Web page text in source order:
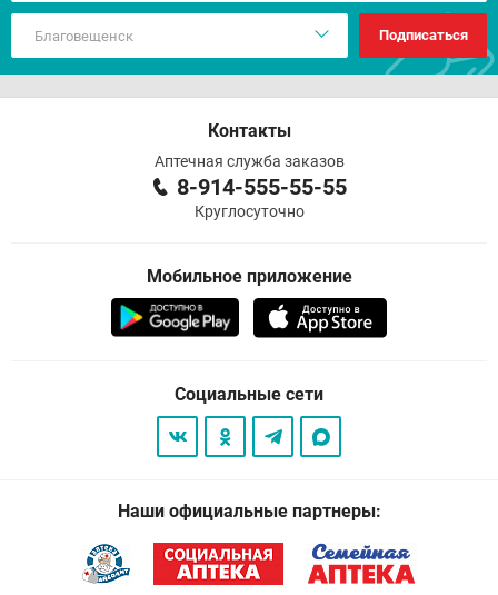
Подписаться
Контакты
Аптечная служба заказов
8-914-555-55-55
Круглосуточно
Мобильное приложение
Социальные сети
Наши официальные партнеры: